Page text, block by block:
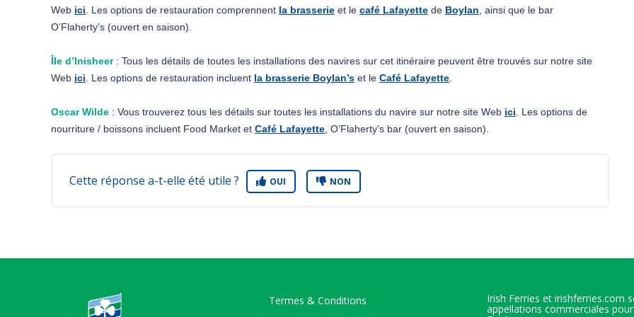
Web ici . Les options de restauration comprennent la brasserie et le café Lafayette de Boylan , ainsi que le bar
O’Flaherty’s (ouvert en saison).
Île d’Inisheer : Tous les détails de toutes les installations des navires sur cet itinéraire peuvent être trouvés sur notre site
Web ici . Les options de restauration incluent la brasserie Boylan’s et le Café Lafayette
Oscar Wilde : Vous trouverez tous les détails sur toutes les installations du navire sur notre site Web ici . Les options de
nourriture / boissons incluent Food Market et Café Lafayette , O’Flaherty’s bar (ouvert en saison).
Cette réponse a-t-elle été utile ? OUI NON
Termes & Conditions Irish Ferries et irishferries.com
appellations commerciales